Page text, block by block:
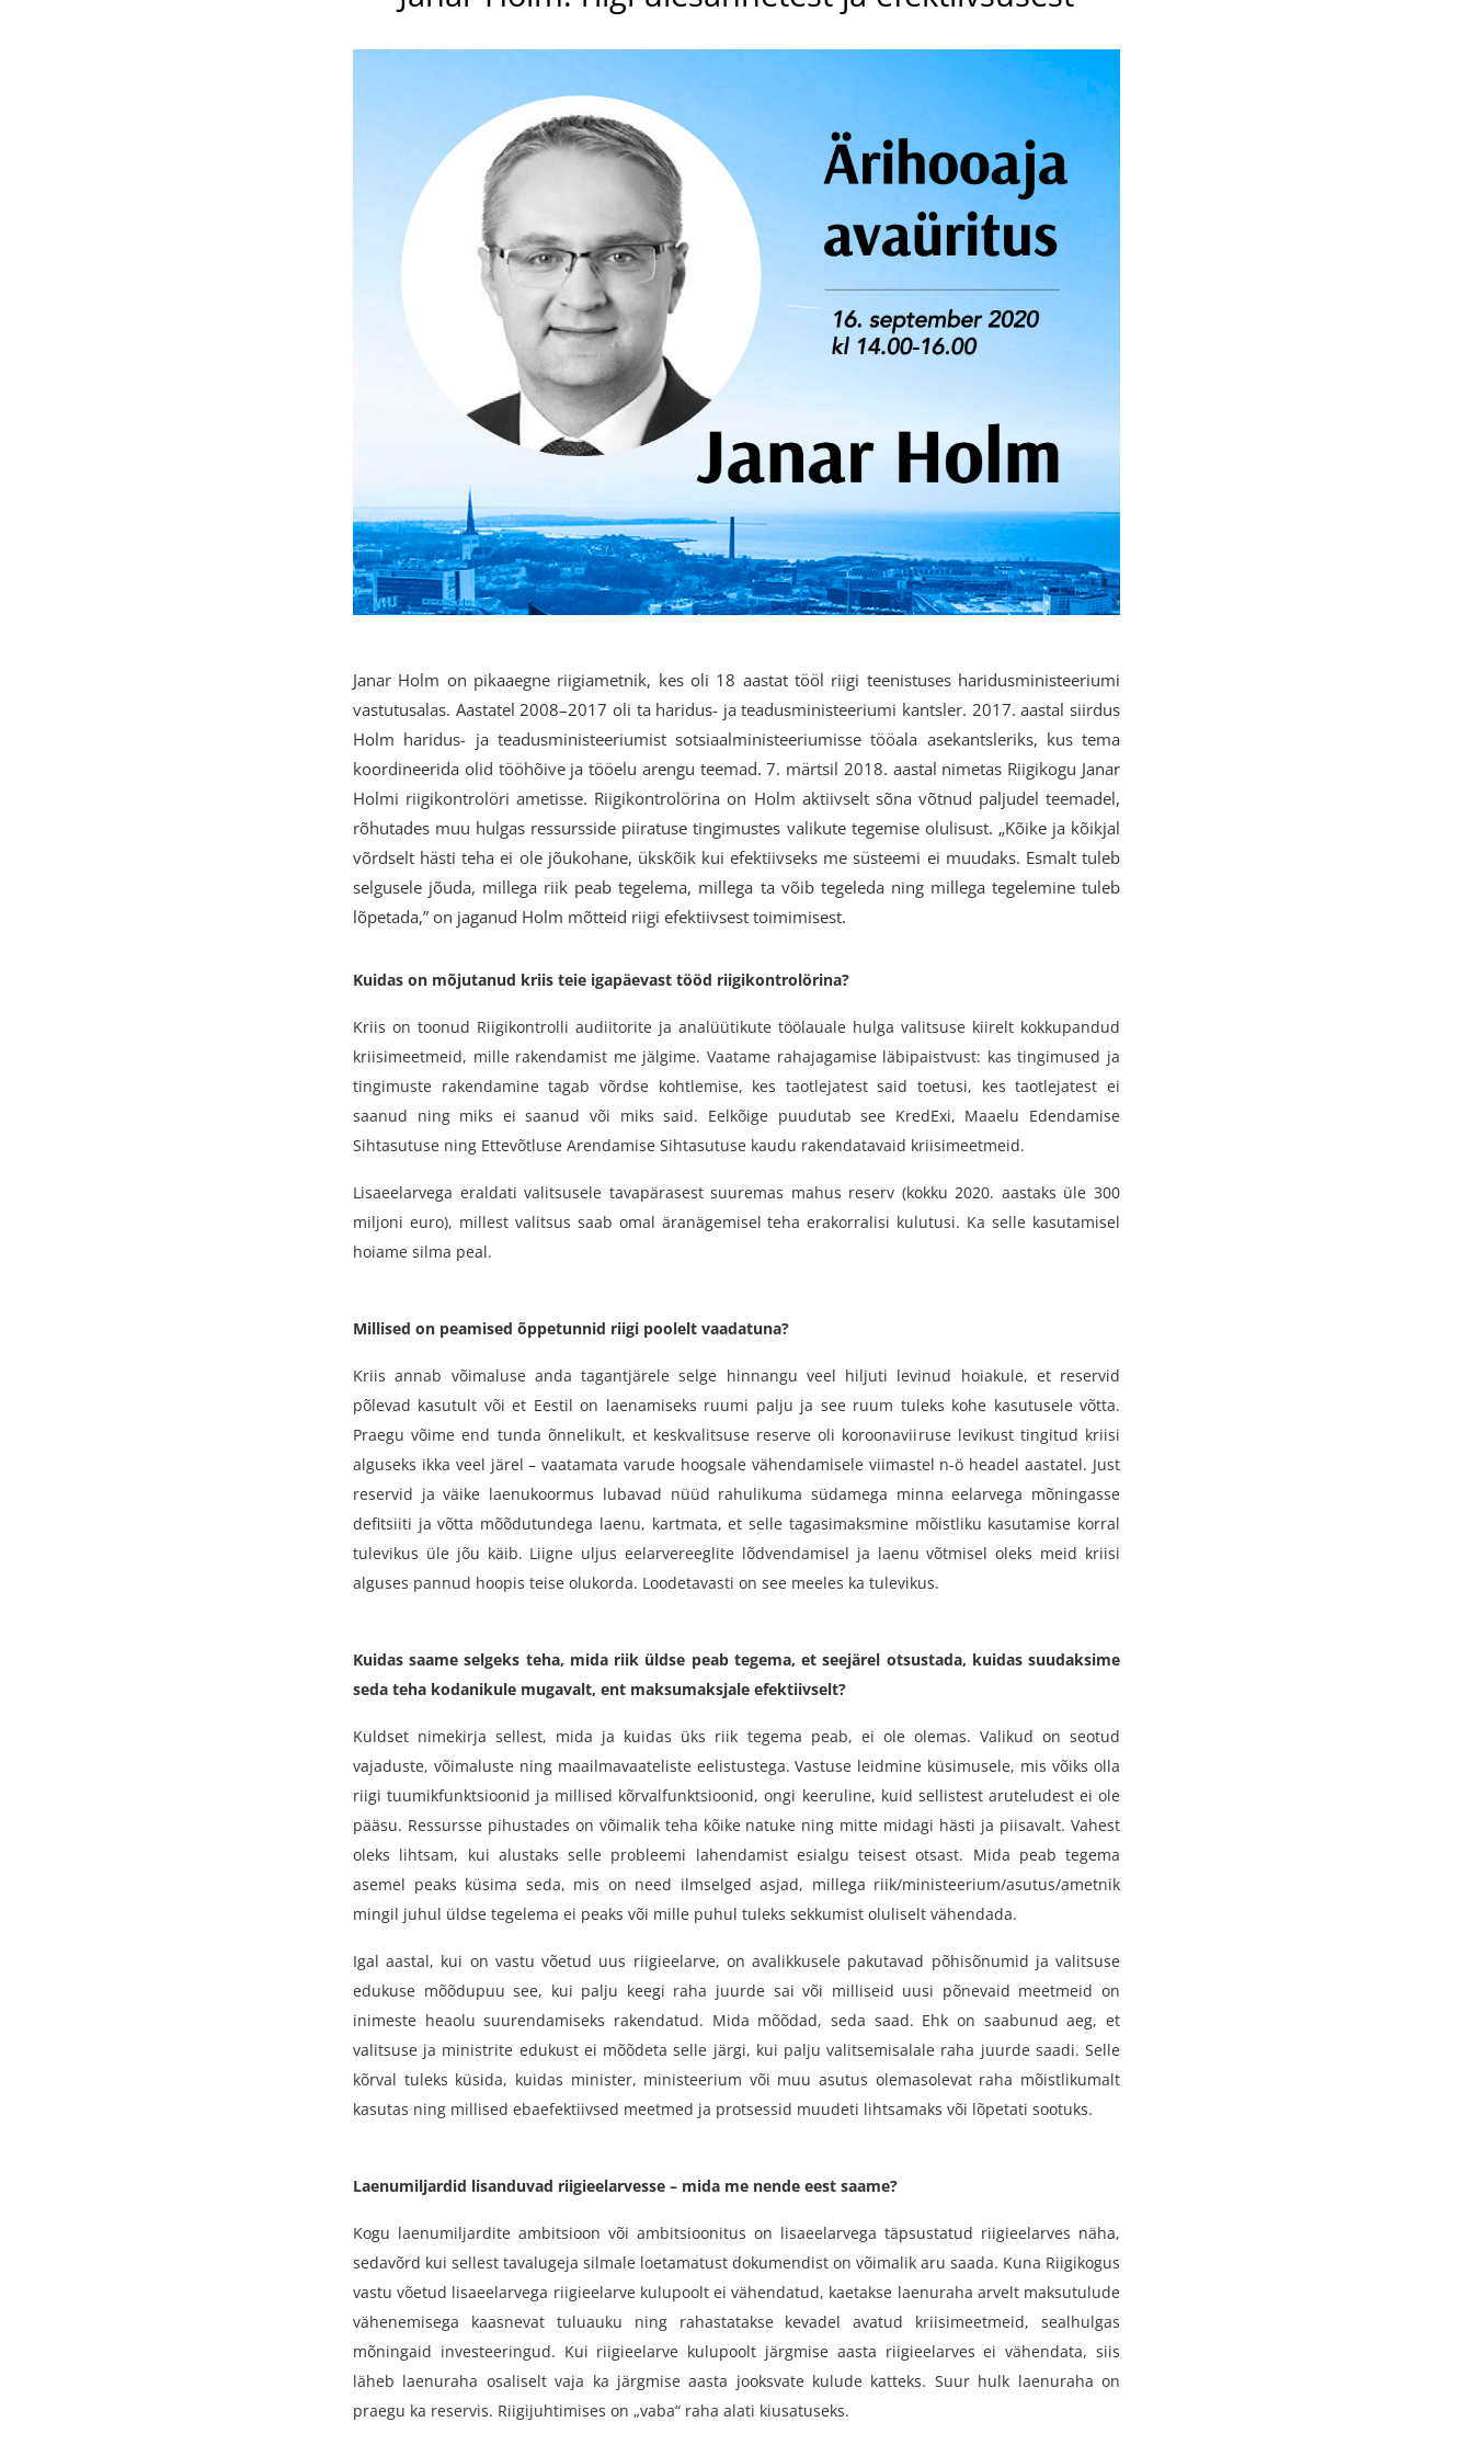
Janar Holm on pikaaegne riigiametnik, kes oli 18 aastat tööl riigi teenistuses haridusministeeriumi
vastutusalas. Aastatel 2008–2017 oli ta haridus- ja teadusministeeriumi kantsler. 2017. aastal siirdus
Holm haridus- ja teadusministeeriumist sotsiaalministeeriumisse tööala asekantsleriks, kus tema
koordineerida olid tööhõive ja tööelu arengu teemad. 7. märtsil 2018. aastal nimetas Riigikogu Janar
Holmi riigikontrolöri ametisse. Riigikontrolörina on Holm aktiivselt sõna võtnud paljudel teemadel,
rõhutades muu hulgas ressursside piiratuse tingimustes valikute tegemise olulisust. „Kõike ja kõikjal
võrdselt hästi teha ei ole jõukohane, ükskõik kui efektiivseks me süsteemi ei muudaks. Esmalt tuleb
selgusele jõuda, millega riik peab tegelema, millega ta võib tegeleda ning millega tegelemine tuleb
lõpetada,” on jaganud Holm mõtteid riigi efektiivsest toimimisest.
Kuidas on mõjutanud kriis teie igapäevast tööd riigikontrolörina?
Kriis on toonud Riigikontrolli audiitorite ja analüütikute töölauale hulga valitsuse kiirelt kokkupandud
kriisimeetmeid, mille rakendamist me jälgime. Vaatame rahajagamise läbipaistvust: kas tingimused ja
tingimuste rakendamine tagab võrdse kohtlemise, kes taotlejatest said toetusi, kes taotlejatest ei
saanud ning miks ei saanud või miks said. Eelkõige puudutab see KredExi, Maaelu Edendamise
Sihtasutuse ning Ettevõtluse Arendamise Sihtasutuse kaudu rakendatavaid kriisimeetmeid.
Lisaeelarvega eraldati valitsusele tavapärasest suuremas mahus reserv (kokku 2020. aastaks üle 300
miljoni euro), millest valitsus saab omal äranägemisel teha erakorralisi kulutusi. Ka selle kasutamisel
hoiame silma peal.
Millised on peamised õppetunnid riigi poolelt vaadatuna?
Kriis annab võimaluse anda tagantjärele selge hinnangu veel hiljuti levinud hoiakule, et reservid
põlevad kasutult või et Eestil on laenamiseks ruumi palju ja see ruum tuleks kohe kasutusele võtta.
Praegu võime end tunda õnnelikult, et keskvalitsuse reserve oli koroonaviiruse levikust tingitud kriisi
alguseks ikka veel järel – vaatamata varude hoogsale vähendamisele viimastel n-ö headel aastatel. Just
reservid ja väike laenukoormus lubavad nüüd rahulikuma südamega minna eelarvega mõningasse
defitsiiti ja võtta mõõdutundega laenu, kartmata, et selle tagasimaksmine mõistliku kasutamise korral
tulevikus üle jõu käib. Liigne uljus eelarvereeglite lõdvendamisel ja laenu võtmisel oleks meid kriisi
alguses pannud hoopis teise olukorda. Loodetavasti on see meeles ka tulevikus.
Kuidas saame selgeks teha, mida riik üldse peab tegema, et seejärel otsustada, kuidas suudaksime
seda teha kodanikule mugavalt, ent maksumaksjale efektiivselt?
Kuldset nimekirja sellest, mida ja kuidas üks riik tegema peab, ei ole olemas. Valikud on seotud
vajaduste, võimaluste ning maailmavaateliste eelistustega. Vastuse leidmine küsimusele, mis võiks olla
riigi tuumikfunktsioonid ja millised kõrvalfunktsioonid, ongi keeruline, kuid sellistest aruteludest ei ole
pääsu. Ressursse pihustades on võimalik teha kõike natuke ning mitte midagi hästi ja piisavalt. Vahest
oleks lihtsam, kui alustaks selle probleemi lahendamist esialgu teisest otsast. Mida peab tegema
asemel peaks küsima seda, mis on need ilmselged asjad, millega riik/ministeerium/asutus/ametnik
mingil juhul üldse tegelema ei peaks või mille puhul tuleks sekkumist oluliselt vähendada.
Igal aastal, kui on vastu võetud uus riigieelarve, on avalikkusele pakutavad põhisõnumid ja valitsuse
edukuse mõõdupuu see, kui palju keegi raha juurde sai või milliseid uusi põnevaid meetmeid on
inimeste heaolu suurendamiseks rakendatud. Mida mõõdad, seda saad. Ehk on saabunud aeg, et
valitsuse ja ministrite edukust ei mõõdeta selle järgi, kui palju valitsemisalale raha juurde saadi. Selle
kõrval tuleks küsida, kuidas minister, ministeerium või muu asutus olemasolevat raha mõistlikumalt
kasutas ning millised ebaefektiivsed meetmed ja protsessid muudeti lihtsamaks või lõpetati sootuks.
Laenumiljardid lisanduvad riigieelarvesse – mida me nende eest saame?
Kogu laenumiljardite ambitsioon või ambitsioonitus on lisaeelarvega täpsustatud riigieelarves näha,
sedavõrd kui sellest tavalugeja silmale loetamatust dokumendist on võimalik aru saada. Kuna Riigikogus
vastu võetud lisaeelarvega riigieelarve kulupoolt ei vähendatud, kaetakse laenuraha arvelt maksutulude
vähenemisega kaasnevat tuluauku ning rahastatakse kevadel avatud kriisimeetmeid, sealhulgas
mõningaid investeeringud. Kui riigieelarve kulupoolt järgmise aasta riigieelarves ei vähendata, siis
läheb laenuraha osaliselt vaja ka järgmise aasta jooksvate kulude katteks. Suur hulk laenuraha on
praegu ka reservis. Riigijuhtimises on „vaba“ raha alati kiusatuseks.